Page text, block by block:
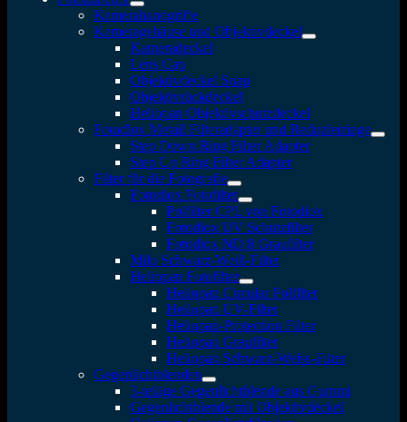
Kamerahandgriffe
Kameragehäuse und Objektivdeckel
Kameradeckel
Lens Cap
Objektivdeckel Snap
Objektivrückdeckel
Heliopan Objektivschutzdeckel
Fotodiox Metall Filteradapter und Reduzierringe
Step Down Ring Filter Adapter
Step Up Ring Filter Adapter
Filter für die Fotografie
Fotodiox Fotofilter
Polfilter CPL von Fotodiox
Fotodiox UV Schutzfilter
Fotodiox ND 8 Graufilter
Milo Schwarz-Weiß-Filter
Heliopan Fotofilter
Heliopan Circular Polfilter
Heliopan UV-Filter
Heliopan-Protection Filter
Heliopan Graufilter
Heliopan Schwarz-Weiss-Filter
Gegenlichtblenden
3-teilige Gegenlichtblende aus Gummi
Gegenlichtblende mit Objektivdeckel